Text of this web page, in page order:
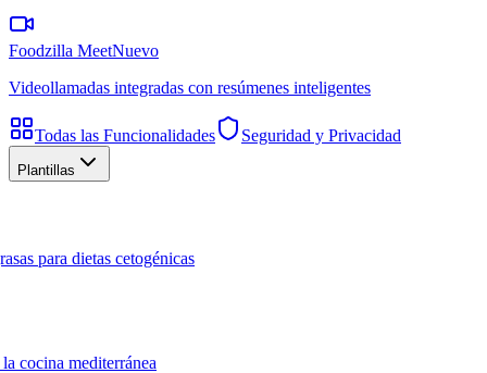
Foodzilla MeetNuevo
Videollamadas integradas con resúmenes inteligentes
Todas las Funcionalidades Seguridad y Privacidad
Plantillas
para dietas cetogénicas
cocina mediterránea